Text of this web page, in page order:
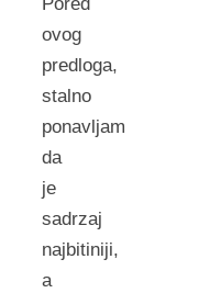
ovog
predloga,
stalno
ponavljam
da
je
sadrzaj
najbitiniji,
a